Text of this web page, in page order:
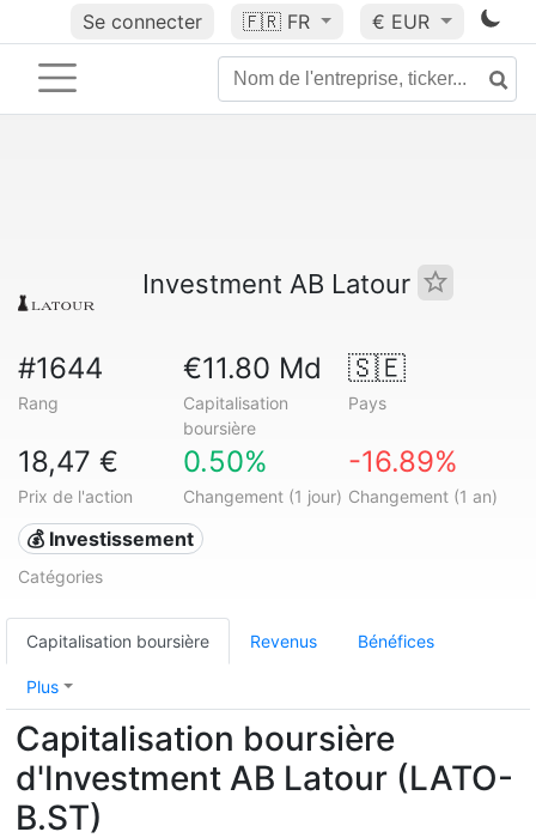
Se connecter 🇫🇷 FR € EUR
Investment AB Latour
#1644
Rang
€11.80 Md
Capitalisation
boursière
🇸🇪
Pays
18,47 €
Prix de l'action
0.50%
Changement (1 jour)
-16.89%
Changement (1 an)
💰 Investissement
Catégories
Capitalisation boursière Revenus Bénéfices
Plus
Capitalisation boursière
d'Investment AB Latour (LATO-
B.ST)